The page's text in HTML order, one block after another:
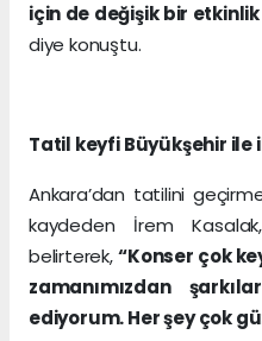
için de değişik bir
diye konuştu.
Tatil keyfi Büyükşehir ile
Ankara’dan tatilini
kaydeden İrem
belirterek,“Konser çok
zamanımızdan
ediyorum. Her şey çok